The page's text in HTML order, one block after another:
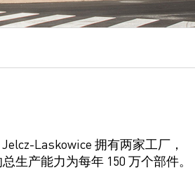
Jelcz-Laskowice 拥有两家工厂，
生产能力为每年 150 万个部件。